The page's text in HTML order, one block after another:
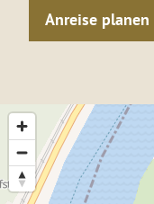
Anreise planen